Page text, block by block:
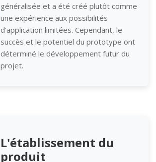
généralisée et a été créé plutôt comme
une expérience aux possibilités
d'application limitées. Cependant, le
succès et le potentiel du prototype ont
déterminé le développement futur du
projet.
L'établissement du
produit